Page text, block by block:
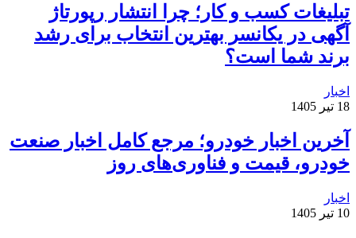
تبلیغات کسب و کار؛ چرا انتشار رپورتاژ
آگهی در یکانسر بهترین انتخاب برای رشد
برند شما است؟
اخبار
18 تیر 1405
آخرین اخبار خودرو؛ مرجع کامل اخبار صنعت
خودرو، قیمت و فناوری‌های روز
اخبار
10 تیر 1405